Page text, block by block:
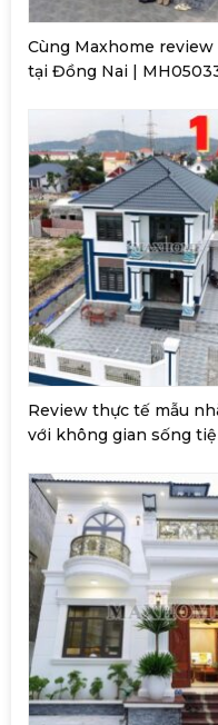
Cùng Maxhome
tại Đồng Nai |
Review thực tế mẫu
với không gian sống